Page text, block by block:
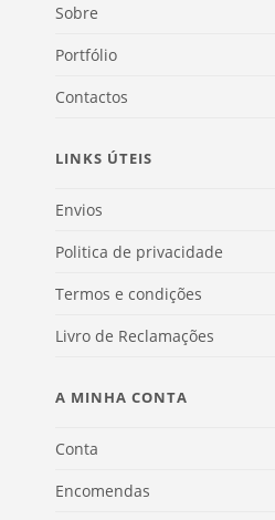
Sobre
Portfólio
Contactos
LINKS ÚTEIS
Envios
Politica de privacidade
Termos e condições
Livro de Reclamações
A MINHA CONTA
Conta
Encomendas